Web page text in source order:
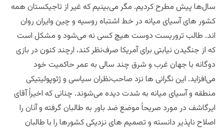
سال‌ها پیش مطرح کردیم. مگر می‌بینیم که غیر از تاجیکستان همه
کشور های آسیای میانه در خط اشتباه روسیه و چین و‌ایران روان
اند. طالب تروریست دوست هیچ کسی نه می‌شود و مشکل است
که از جنگیدن نیابتی برای آمریکا صرف‌نظر کند، ارچند کنون در بازی
دوگانه با جهان غرب و شرق چند سالی به عمر حاکمیت خود
می‌افزاید. این نگرانی ها نزد صاحب‌نظران سیاسی و ژئوپولیتیکی
منطقه و آسیای میانه به شدت دیده می‌شوند. چنانی که اخیراً آقای
ایرگاشف در مورد صریحاً موضع ضد باور به طالبان گرفته و آنان را
اصلاح ناپذیر دانسته ‌و تصمیم های نزدیکی کشورها را با طالبان